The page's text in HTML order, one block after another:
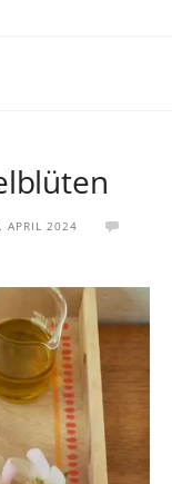
APRIL 2024